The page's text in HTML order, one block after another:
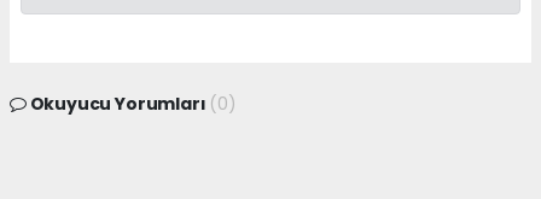
Okuyucu Yorumları (0)